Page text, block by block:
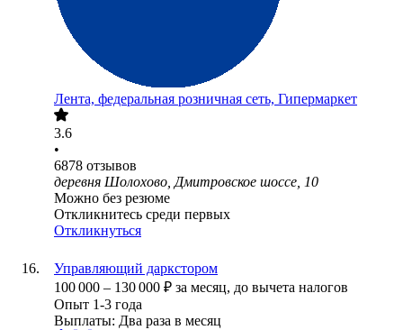
Лента, федеральная розничная сеть, Гипермаркет
3.6
•
6878 отзывов
деревня Шолохово, Дмитровское шоссе, 10
Можно без резюме
Откликнитесь среди первых
Откликнуться
Управляющий даркстором
100 000 – 130 000 ₽ за месяц, до вычета налогов
Опыт 1-3 года
Выплаты: Два раза в месяц